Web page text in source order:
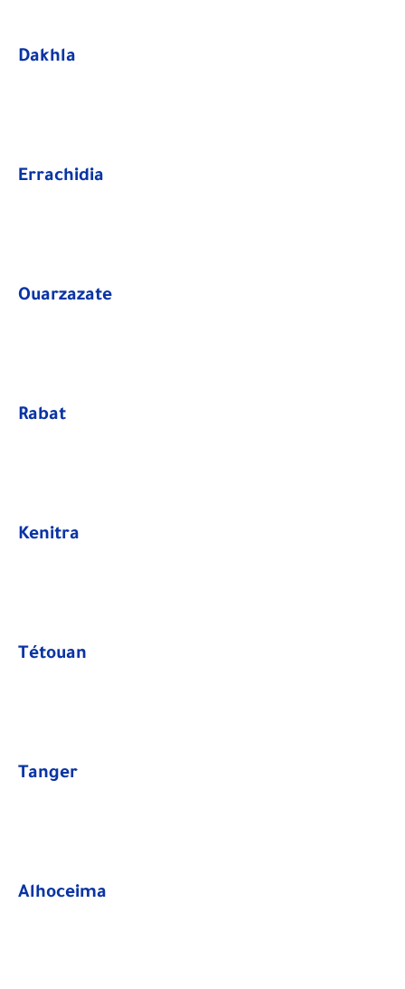
Dakhla
Errachidia
Ouarzazate
Rabat
​Kenitra
Tétouan
Tanger
Alhoceima